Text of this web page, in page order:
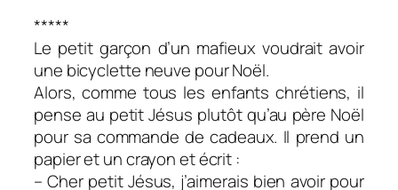
*****
Le petit garçon d’un mafieux voudrait avoir
une bicyclette neuve pour Noël.
Alors, comme tous les enfants chrétiens, il
pense au petit Jésus plutôt qu’au père Noël
pour sa commande de cadeaux. Il prend un
papier et un crayon et écrit :
– Cher petit Jésus, j’aimerais bien avoir pour